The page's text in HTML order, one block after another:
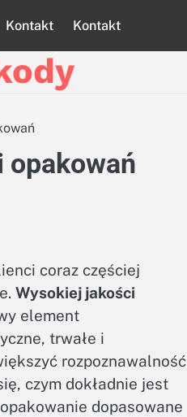
Kontakt Kontakt
główna
główna
opakowań
coraz częściej
Wysokiej jakości
element
trwałe i
rozpoznawalność
czym dokładnie jest
dopasowane